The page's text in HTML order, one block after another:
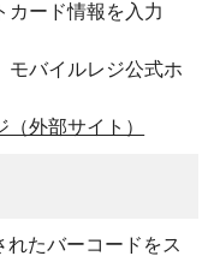
カード情報を入力
モバイルレジ公式ホ
外部サイト）
れたバーコードをス